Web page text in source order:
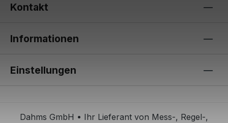
Kontakt
Informationen
Einstellungen
Dahms GmbH • Ihr Lieferant von Mess-, Regel-,